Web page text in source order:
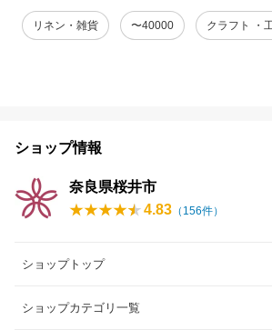
リネン・雑貨 〜40000 クラフト ・
ショップ情報
奈良県桜井市
4.83 （ 156件）
ショップトップ
ショップカテゴリ一覧